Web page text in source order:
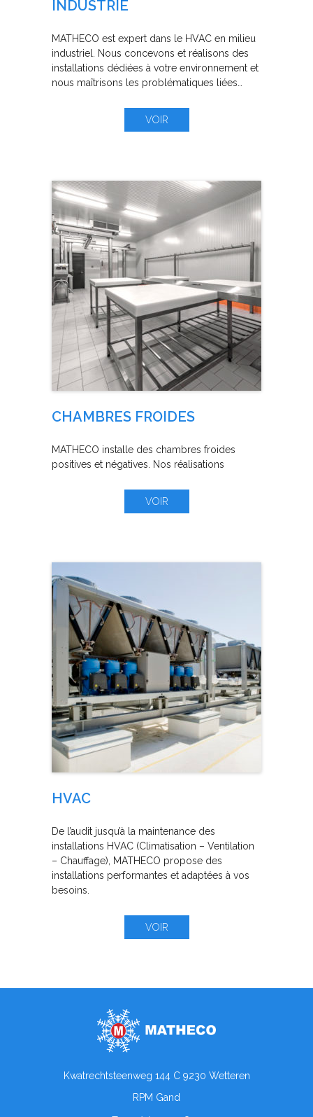
INDUSTRIE
MATHECO est expert dans le HVAC en milieu
industriel. Nous concevons et réalisons des
installations dédiées à votre environnement et
nous maîtrisons les problématiques liées…
VOIR
CHAMBRES FROIDES
MATHECO installe des chambres froides
positives et négatives. Nos réalisations
VOIR
HVAC
De l’audit jusqu’à la maintenance des
installations HVAC (Climatisation – Ventilation
– Chauffage), MATHECO propose des
installations performantes et adaptées à vos
besoins.
VOIR
Kwatrechtsteenweg 144 C 9230 Wetteren
RPM Gand